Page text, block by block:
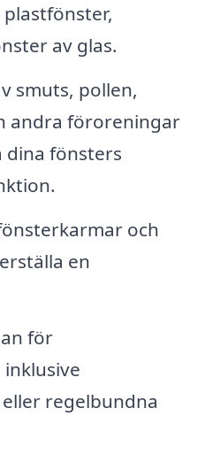
av glas.
smuts, pollen,
andra föroreningar
dina fönsters
och
en
för
regelbundna